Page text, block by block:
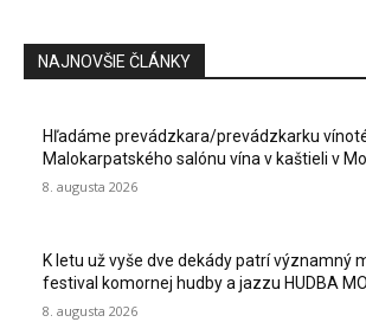
NAJNOVŠIE ČLÁNKY
Hľadáme prevádzkara/prevádzkarku
Malokarpatského salónu vína v kaštieli v
8. augusta 2026
K letu už vyše dve dekády patrí významný
festival komornej hudby a jazzu HUDBA
8. augusta 2026